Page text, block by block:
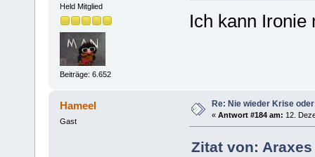
Held Mitglied
Beiträge: 6.652
Ich kann
Hameel
Gast
Re: Nie wieder Krise
« Antwort #184 am: 12.
Zitat von: Araxes